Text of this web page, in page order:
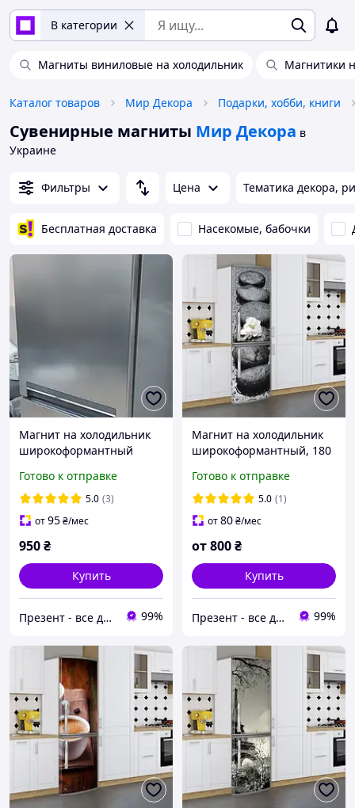
В категории
Магниты виниловые на холодильник Магнитики
Каталог товаров Мир Декора Подарки, хобби, книги
Сувенирные магниты Мир Декора в
Украине
Фильтры Цена Тематика декора,
Бесплатная доставка Насекомые, бабочки
Магнит на холодильник
широкоформантный
60 см
Готово к отправке
5.0 (3)
от95₴/мес
950₴
Купить
Презент - все для декора 99%
Магнит на холодильник
широкоформантный, 180
Готово к отправке
5.0 (1)
от80₴/мес
от800₴
Купить
Презент - все для декора 99%